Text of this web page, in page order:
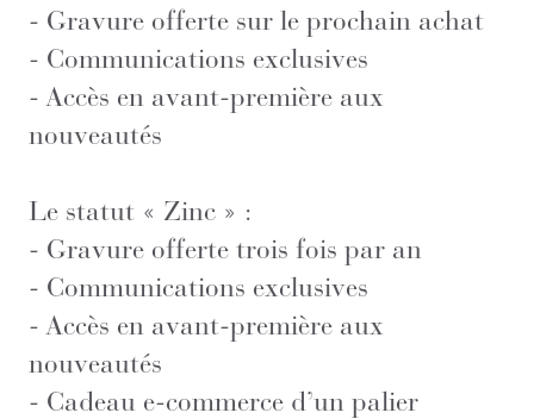
- Gravure offerte sur le prochain achat
- Communications exclusives
- Accès en avant-première aux
nouveautés
Le statut « Zinc » :
- Gravure offerte trois fois par an
- Communications exclusives
- Accès en avant-première aux
nouveautés
- Cadeau e-commerce d’un palier